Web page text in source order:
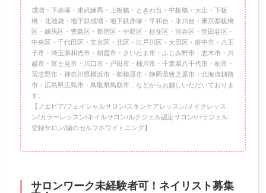
成増・下赤塚・東武練馬・上板橋・ときわ台・中板橋・大山・下板
橋・北池袋・地下鉄成増・地下鉄赤塚・平和台・氷川台・東京都板橋
区・練馬区・豊島区・新宿区・中野区・杉並区・渋谷区・世田谷区・
中央区・千代田区・文京区・北区・江戸川区・大田区・府中市・八王
子市・埼玉県和光市・朝霞市・さいたま市・ふじみ野市・志木市・川
越市・富士見市・川口市・戸田市・桶川市・千葉県八千代市・柏市・
習志野市・神奈川県横浜市・相模原市・静岡県牧之原市・北海道釧路
市・広島県広島市・鳥取県鳥取市…などからお越しいただいておりま
す。
【ノエビア/フェイシャルサロン/スキンケアレッスン/メイクレッス
ン/カラーレッスン/ネイルサロン/ルクジェル認定サロン/パラジェル
登録サロン/歯のセルフホワイトニング】
サロンワーク未経験者可！ネイリスト募集